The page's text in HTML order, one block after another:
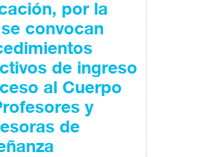
por la
convocan
de ingreso
al Cuerpo
y
de